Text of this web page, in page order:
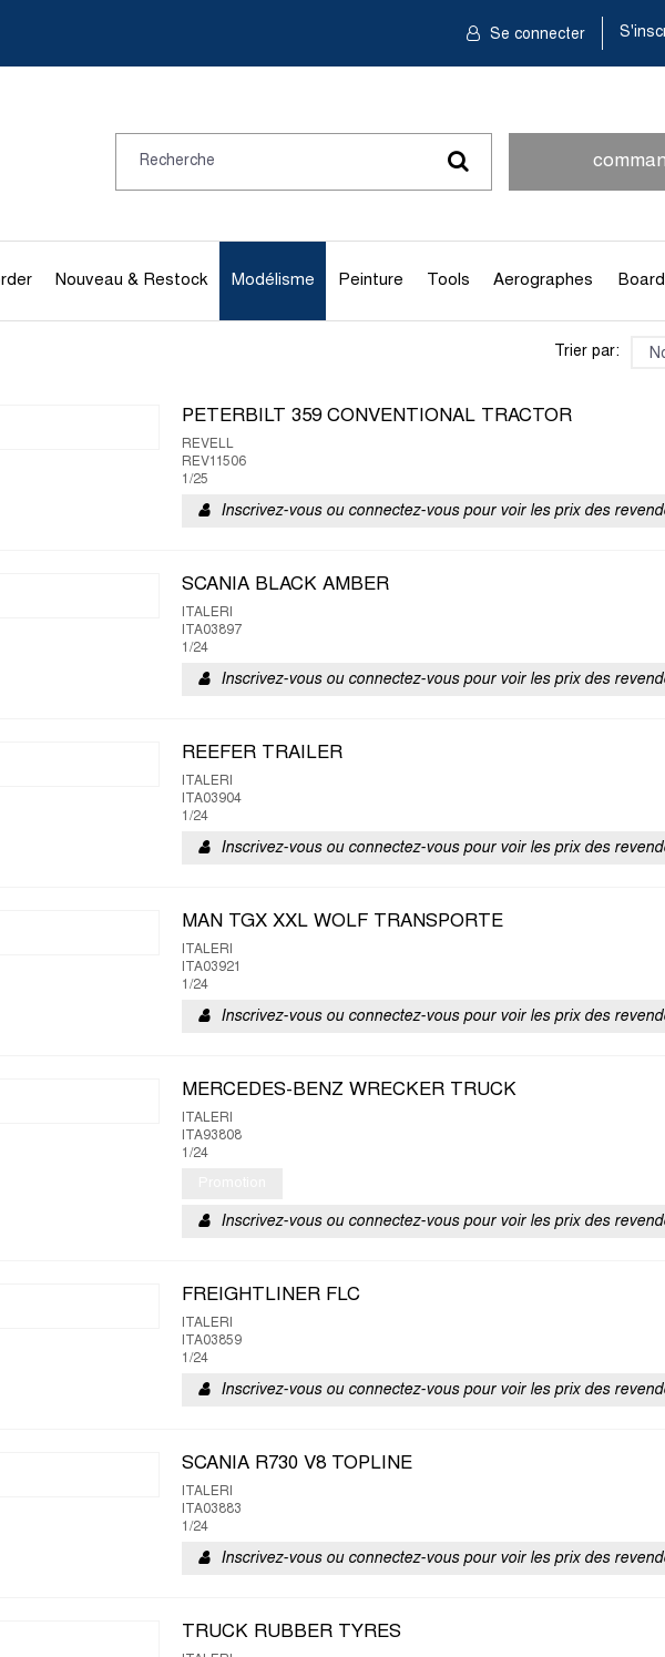
Se connecter
Nouveau & Restock Modélisme Peinture Tools Aerographes
Trier par:
PETERBILT 359 CONVENTIONAL TRACTOR
REVELL
REV11506
1/25
Inscrivez-vous ou connectez-vous pour voir les prix des
SCANIA BLACK AMBER
ITALERI
ITA03897
1/24
Inscrivez-vous ou connectez-vous pour voir les prix des
REEFER TRAILER
ITALERI
ITA03904
1/24
Inscrivez-vous ou connectez-vous pour voir les prix des
MAN TGX XXL WOLF TRANSPORTE
ITALERI
ITA03921
1/24
Inscrivez-vous ou connectez-vous pour voir les prix des
MERCEDES-BENZ WRECKER TRUCK
ITALERI
ITA93808
1/24
Inscrivez-vous ou connectez-vous pour voir les prix des
FREIGHTLINER FLC
ITALERI
ITA03859
1/24
Inscrivez-vous ou connectez-vous pour voir les prix des
SCANIA R730 V8 TOPLINE
ITALERI
ITA03883
1/24
Inscrivez-vous ou connectez-vous pour voir les prix des
TRUCK RUBBER TYRES